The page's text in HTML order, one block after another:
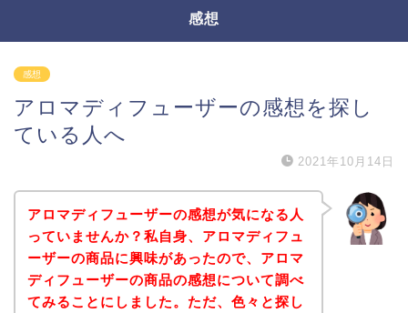
感想
感想
アロマディフューザーの感想を探し
ている人へ
2021年10月14日
アロマディフューザーの感想が気になる人
っていませんか？私自身、アロマディフュ
ーザーの商品に興味があったので、アロマ
ディフューザーの商品の感想について調べ
てみることにしました。ただ、色々と探し